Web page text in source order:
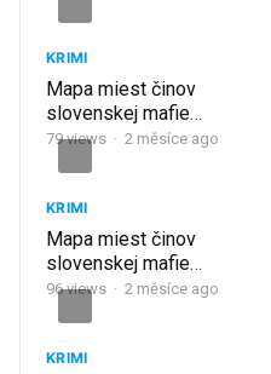
KRIMI
Mapa miest činov
slovenskej mafie
(2009) 15. ČASŤ
79views · 2 měsíce ago
KRIMI
Mapa miest činov
slovenskej mafie
(2008) 14. ČASŤ
96views · 2 měsíce ago
KRIMI